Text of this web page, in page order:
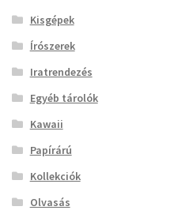
Kisgépek
Írószerek
Iratrendezés
Egyéb tárolók
Kawaii
Papírárú
Kollekciók
Olvasás